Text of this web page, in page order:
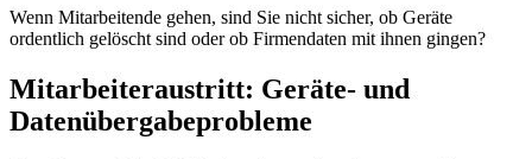
Wenn Mitarbeitende gehen, sind Sie nicht sicher, ob Geräte
ordentlich gelöscht sind oder ob Firmendaten mit ihnen gingen?
Mitarbeiteraustritt: Geräte- und
Datenübergabeprobleme